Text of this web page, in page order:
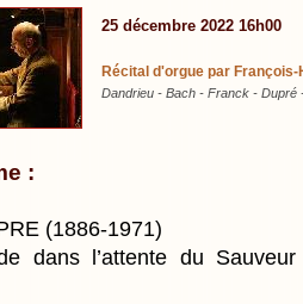
25 décembre 2022 16h00
Récital d'orgue par
Dandrieu - Bach - Franck - Dupré
:
(1886-1971)
dans l’attente du